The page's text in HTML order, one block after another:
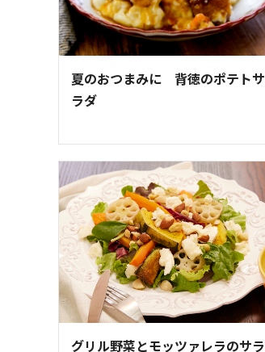
夏のおつまみに 背徳のポテトサ
ラダ
グリル野菜とモッツァレラのサラ